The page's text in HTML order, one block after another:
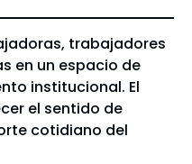
trabajadores
en un espacio de
institucional. El
el sentido de
cotidiano del